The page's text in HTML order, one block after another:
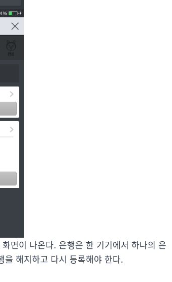
면이 나온다. 은행은 한 기기에서 하나의 은
해지하고 다시 등록해야 한다.